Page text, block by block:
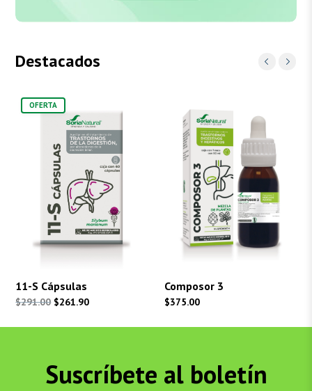
Destacados
OFERTA
11-S Cápsulas
$291.00 El
$291.00.
$261.90El
$261.90.
Composor 3
$375.00
Suscríbete al boletín